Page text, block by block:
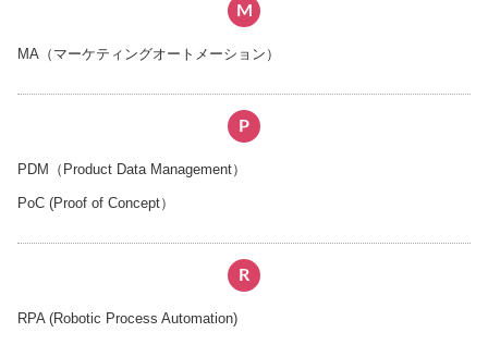
M
MA（マーケティングオートメーション）
P
PDM（Product Data Management）
PoC (Proof of Concept）
R
RPA (Robotic Process Automation)